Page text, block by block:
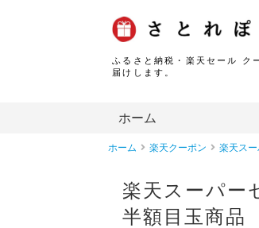
ふるさと納税・楽天セール ク
届けします。
ホーム
ホーム 楽天クーポン 楽天ス
楽天スーパー
半額目玉商品